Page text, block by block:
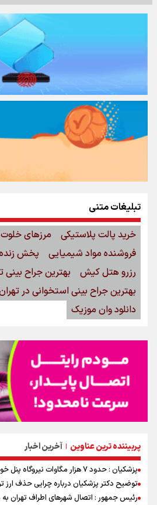
پربیننده ترین عناوین | آخرین اخبار
پزشکیان : حدود ۷ هزار مگاوات نیروگاه پنل خورشیدی وارد مدار شده است
توضیح دکتر پزشکیان درباره چرایی حذف ارز
رئیس جمهور : اتصال شهرهای اطراف تهران
تبلیغات متنی
خرید پالت پلاستیکی
مرزهای خلوت
فروشنده مواد شیمیایی
پخش زنده
رزرو هتل کیش
بهترین جراح بینی
بهترین جراح بینی استخوانی در
دانلود وان موزیک